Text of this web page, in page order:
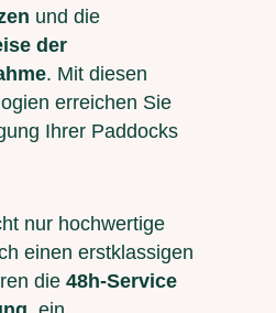
und die
der
. Mit diesen
erreichen Sie
Ihrer Paddocks
nur hochwertige
einen erstklassigen
die 48h-Service